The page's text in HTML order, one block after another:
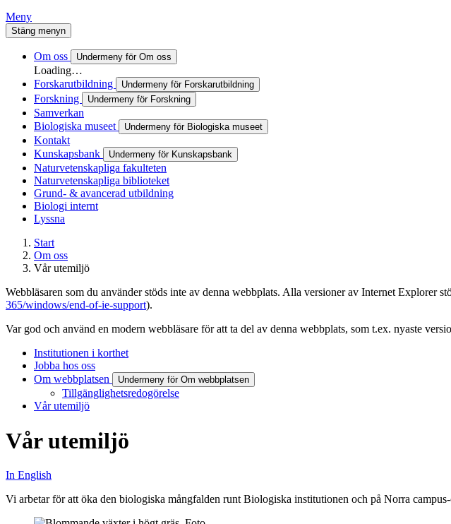
Meny
Stäng menyn
Om oss Undermeny för Om oss
Loading…
Forskarutbildning
Undermeny för Forskarutbildning
Forskning Undermeny för Forskning
Samverkan
Biologiska museet
Undermeny för Biologiska museet
Kontakt
Kunskapsbank
Undermeny för Kunskapsbank
Naturvetenskapliga fakulteten
Naturvetenskapliga biblioteket
Grund- & avancerad utbildning
Biologi internt
Lyssna
Start
Om oss
Vår utemiljö
Webbläsaren som du använder stöds inte av denna webbplats. Alla versioner av Internet Explorer
365/windows/end-of-ie-support).
Var god och använd en modern webbläsare för att ta del av denna webbplats, som t.ex. nyaste
Institutionen i korthet
Jobba hos oss
Om webbplatsen
Undermeny för Om webbplatsen
Tillgänglighetsredogörelse
Vår utemiljö
Vår utemiljö
In English
Vi arbetar för att öka den biologiska mångfalden runt Biologiska institutionen och på Norra